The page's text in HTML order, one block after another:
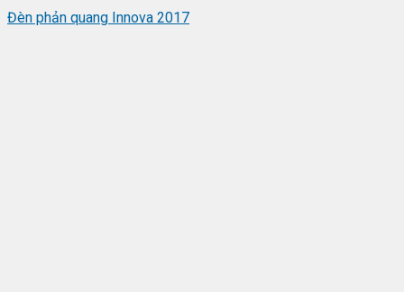
Đèn phản quang Innova 2017